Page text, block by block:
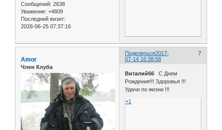
Сообщений: 2638
Уважение: +4809
Последний визит:
2026-06-25 07:37:16
Поделиться 7
2017-
07-14 16:38:58
Amor
Член Клуба
Виталий66
С Днем
Рождения!!! Здоровья !!!
Удачи по жизни !!!
+1